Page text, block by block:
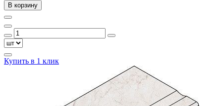
В корзину
Купить в 1 клик